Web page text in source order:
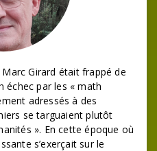
Girard était frappé de
échec par les « math
adressés à des
se targuaient plutôt
». En cette époque où
s’exerçait sur le